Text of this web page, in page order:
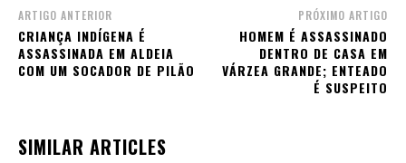
ARTIGO ANTERIOR
CRIANÇA INDÍGENA É
ASSASSINADA EM ALDEIA
COM UM SOCADOR DE PILÃO
PRÓXIMO ARTIGO
HOMEM É ASSASSINADO
DENTRO DE CASA EM
VÁRZEA GRANDE; ENTEADO
É SUSPEITO
SIMILAR ARTICLES